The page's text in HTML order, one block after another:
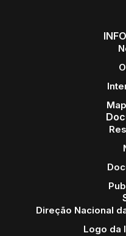
Direção Nacional
Logo da